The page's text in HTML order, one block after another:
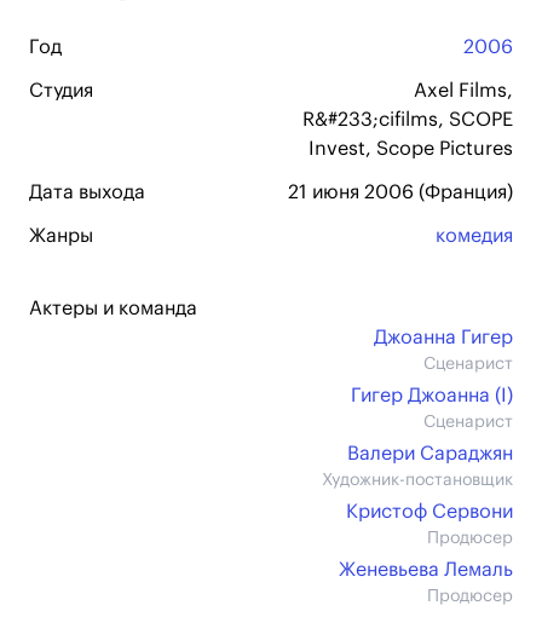
Год 2006
Студия
Axel Films,
R&#233;cifilms, SCOPE
Invest, Scope Pictures
Дата выхода 21 июня 2006 (Франция)
Жанры комедия
Актеры и команда
Джоанна Гигер
Сценарист
Гигер Джоанна (I)
Сценарист
Валери Сараджян
Художник-постановщик
Кристоф Сервони
Продюсер
Женевьева Лемаль
Продюсер